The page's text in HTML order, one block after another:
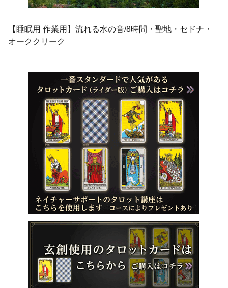
【睡眠用 作業用】流れる水の音/8時間・聖地・セドナ・
オーククリーク